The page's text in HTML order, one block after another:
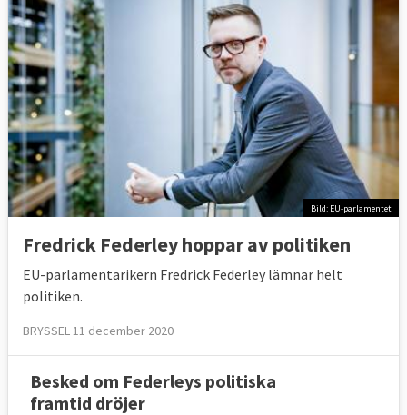
Bild: EU-parlamentet
Fredrick Federley hoppar av politiken
EU-parlamentarikern Fredrick Federley lämnar helt
politiken.
BRYSSEL 11 december 2020
Besked om Federleys politiska
framtid dröjer